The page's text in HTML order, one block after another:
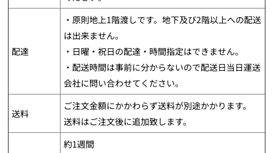
配達
・原則地上1階渡しです。地下及び2階以上への配送
は出来ません。
・日曜・祝日の配達・時間指定はできません。
・配送時間は事前に分からないので配送日当日運送
会社に問い合わせてください。
送料
ご注文金額にかかわらず送料が別途かかります。
送料はご注文後に追加致します。
約1週間